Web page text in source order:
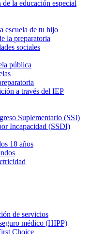
la educación especial
escuela de tu hijo
la preparatoria
sociales
pública
a través del IEP
Suplementario (SSI)
Incapacidad (SSDI)
18 años
de servicios
médico (HIPP)
Choice